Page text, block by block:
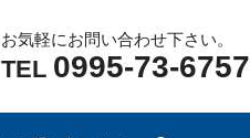
お気軽にお問い合わせ下さい。
TEL 0995-73-6757